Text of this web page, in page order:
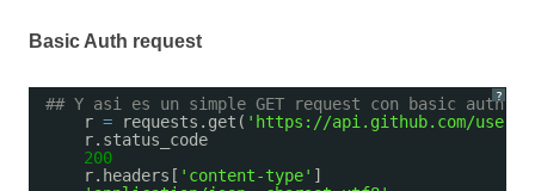
Basic Auth request
?
## Y asi es un simple GET request con basic auth
r = requests.get( 'https://api.github.com/user'
r.status_code
200
r.headers[ 'content-type' ]